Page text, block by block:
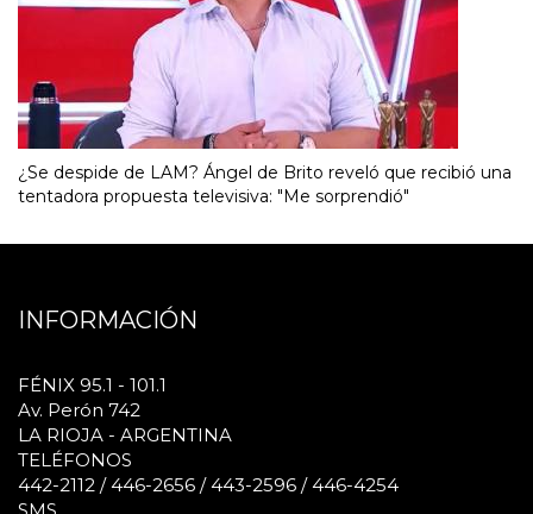
¿Se despide de LAM? Ángel de Brito reveló que recibió una
tentadora propuesta televisiva: "Me sorprendió"
INFORMACIÓN
FÉNIX 95.1 - 101.1
Av. Perón 742
LA RIOJA - ARGENTINA
TELÉFONOS
442-2112 / 446-2656 / 443-2596 / 446-4254
SMS